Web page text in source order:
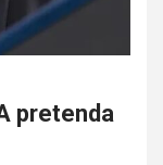
pretenda